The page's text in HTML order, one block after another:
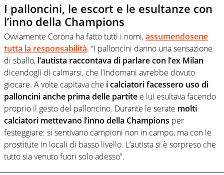
I palloncini, le escort e le esultanze con
l’inno della Champions
Ovviamente Corona ha fatto tutti i nomi,assumendosene
tutta la responsabilità. “I palloncini danno una sensazione
di sballo, l’autista raccontava di parlare con l’ex Milan
dicendogli di calmarsi, che l’indomani avrebbe dovuto
giocare. A volte capitava che i calciatori facessero uso di
palloncini anche prima delle partite e lui esultava facendo
proprio il gesto del palloncino. Durante le serate molti
calciatori mettevano l’inno della Champions per
festeggiare: si sentivano campioni non in campo, ma con le
prostitute in locali di basso livello. L’autista si è sorpreso che
tutto sia venuto fuori solo adesso”.